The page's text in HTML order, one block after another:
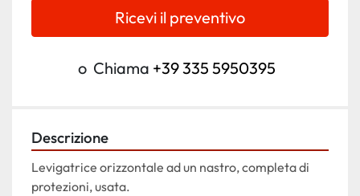
Ricevi il preventivo
o Chiama +39 335 5950395
Descrizione
Levigatrice orizzontale ad un nastro, completa di
protezioni, usata.